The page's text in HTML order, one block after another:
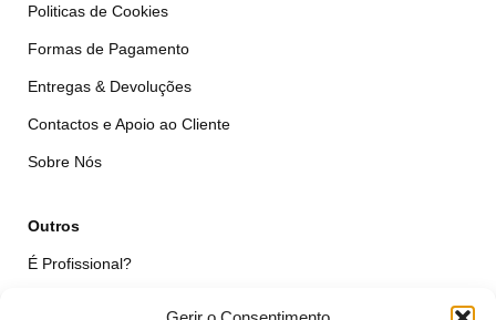
Politicas de Cookies
Formas de Pagamento
Entregas & Devoluções
Contactos e Apoio ao Cliente
Sobre Nós
Outros
É Profissional?